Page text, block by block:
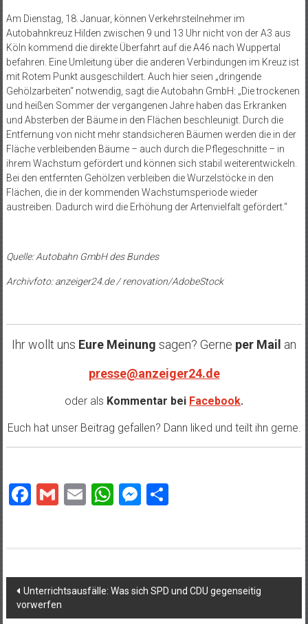
Am Dienstag, 18. Januar, können Verkehrsteilnehmer im
Autobahnkreuz Hilden zwischen 9 und 13 Uhr nicht von der A3 aus
Köln kommend die direkte Überfahrt auf die A46 nach Wuppertal
befahren. Eine Umleitung über die anderen Verbindungen im Kreuz ist
mit Rotem Punkt ausgeschildert. Auch hier seien „dringende
Gehölzarbeiten“ notwendig, sagt die Autobahn GmbH: „Die trockenen
und heißen Sommer der vergangenen Jahre haben das Erkranken
und Absterben der Bäume in den Flächen beschleunigt. Durch die
Entfernung von nicht mehr standsicheren Bäumen werden die in der
Fläche verbleibenden Bäume – auch durch die Pflegeschnitte – in
ihrem Wachstum gefördert und können sich stabil weiterentwickeln.
Bei den entfernten Gehölzen verbleiben die Wurzelstöcke in den
Flächen, die in der kommenden Wachstumsperiode wieder
austreiben. Dadurch wird die Erhöhung der Artenvielfalt gefördert.“
Quelle: Autobahn GmbH des Bundes
Archivfoto: anzeiger24.de / renovation/AdobeStock
Ihr wollt uns Eure Meinung sagen? Gerne per Mail an
presse@anzeiger24.de
oder als Kommentar bei Facebook.
Euch hat unser Beitrag gefallen? Dann liked und teilt ihn gerne.
Facebook
Gmail
EmailWhatsApp
Messenger
Teilen
Beitragsnavigation
Unterrichtsausfälle: Was sich SPD und CDU gegenseitig
vorwerfen